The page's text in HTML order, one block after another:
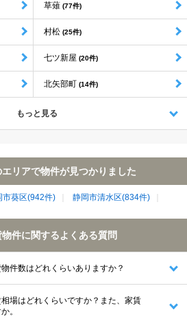
草薙 (77件)
村松 (25件)
七ツ新屋 (20件)
北矢部町 (14件)
もっと見る
リアで物件が見つかりました
市葵区(942件) 静岡市清水区(834件)
件に関するよくある質問
件数はどれくらいありますか？
場はどれくらいですか？また、家賃
。